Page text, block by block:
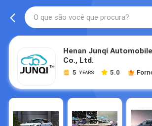
Henan Junqi
Co., Ltd.
5 YEARS 5.0